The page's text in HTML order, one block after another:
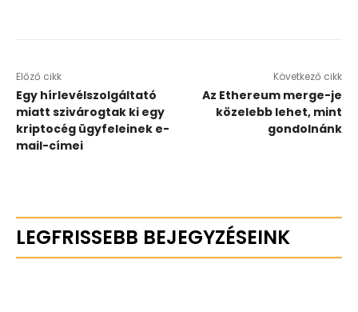
Előző cikk
Egy hírlevélszolgáltató
miatt szivárogtak ki egy
kriptocég ügyfeleinek e-
mail-címei
Következő cikk
Az Ethereum merge-je
közelebb lehet, mint
gondolnánk
LEGFRISSEBB BEJEGYZÉSEINK